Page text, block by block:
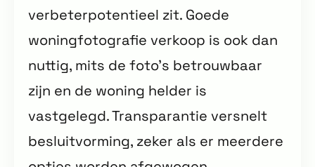
verbeterpotentieel zit. Goede
woningfotografie verkoop is ook dan
nuttig, mits de foto’s betrouwbaar
zijn en de woning helder is
vastgelegd. Transparantie versnelt
besluitvorming, zeker als er meerdere